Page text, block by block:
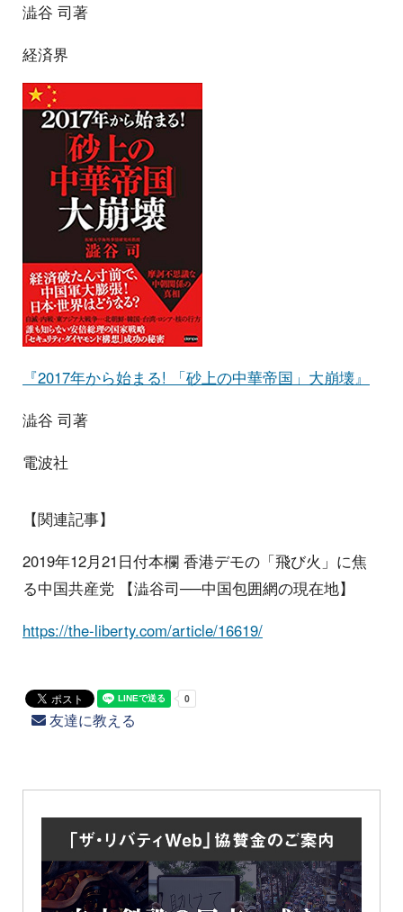
澁谷 司著
経済界
『2017年から始まる! 「砂上の中華帝国」大崩壊』
澁谷 司著
電波社
【関連記事】
2019年12月21日付本欄 香港デモの「飛び火」に焦
る中国共産党 【澁谷司──中国包囲網の現在地】
https://the-liberty.com/article/16619/
友達に教える